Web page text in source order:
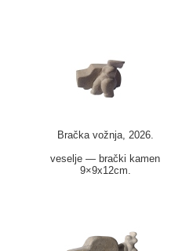
Bračka vožnja, 2026.
veselje — brački kamen
9×9x12cm.